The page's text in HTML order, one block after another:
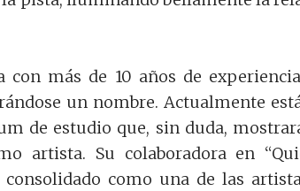
con más de 10 años de
un nombre. Actualmente
de estudio que, sin duda,
artista. Su colaboradora en
consolidado como una de las